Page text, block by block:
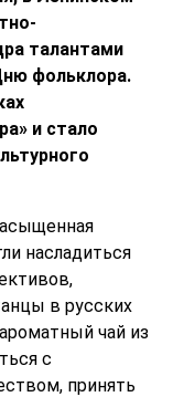
талантами
фольклора.
и стало
насладиться
в русских
чай из
с
принять